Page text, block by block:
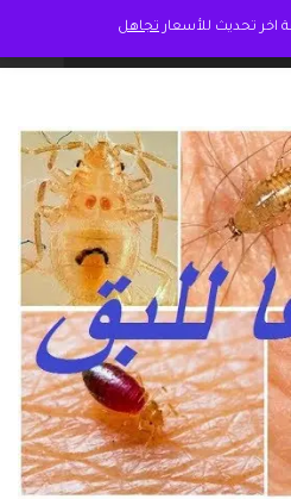
اخر تحديث للأسعار تجاهل